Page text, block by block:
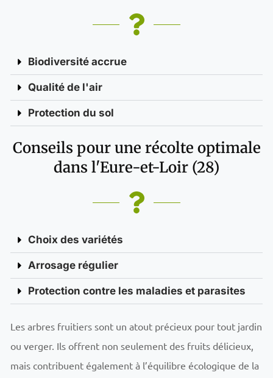
Biodiversité accrue
Qualité de l'air
Protection du sol
Conseils pour une récolte optimale
dans l'Eure-et-Loir (28)
Choix des variétés
Arrosage régulier
Protection contre les maladies et parasites
Les arbres fruitiers sont un atout précieux pour tout jardin
ou verger. Ils offrent non seulement des fruits délicieux,
mais contribuent également à l’équilibre écologique de la